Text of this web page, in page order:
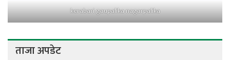
kerabari gaupalika nagarpalika
ताजा अपडेट